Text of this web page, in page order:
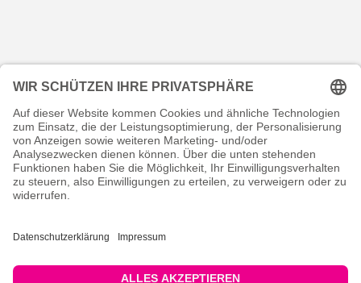
KONTAKT
RECHTLICHES
INFORMATIVES